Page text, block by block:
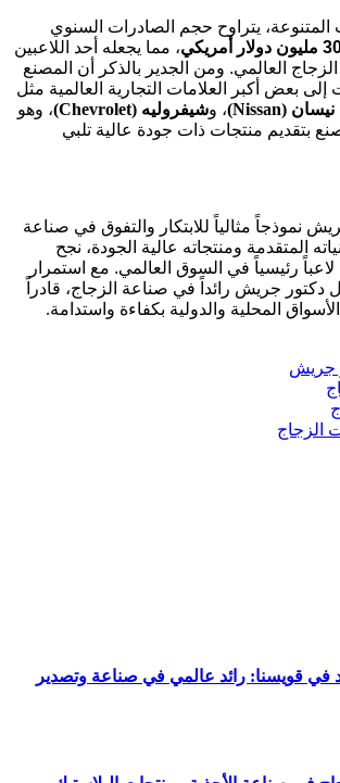
يتراوح حجم الصادرات السنوي
، مما يجعله أحد اللاعبين
العالمي. ومن الجدير بالذكر أن المصنع
بعض أكبر العلامات التجارية العالمية مثل
نيسان (Nissan) ، وشيفروليه (Chevrolet)
، وهو
بتقديم منتجات ذات جودة عالية تلبي
نموذجاً مثالياً للابتكار والتفوق في صناعة
المتقدمة ومنتجاته عالية الجودة، نجح
رئيسياً في السوق العالمي. مع استمرار
دكتور جريش رائداً في صناعة الزجاج، قادراً
المحلية والدولية بكفاءة واستدامة.
جريش
الزجاج
في قويسنا: رائد عالمي في صناعة وتصدير